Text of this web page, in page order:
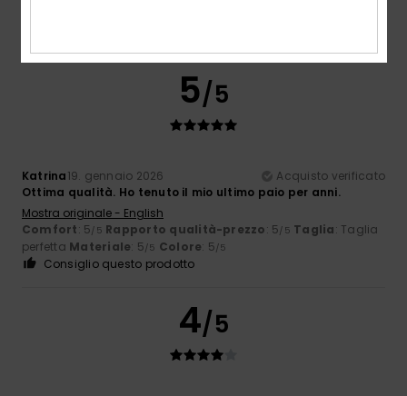
5/5
Katrina19. gennaio 2026
Acquisto verificato
Ottima qualità. Ho tenuto il mio ultimo paio per anni.
Mostra originale - English
Comfort: 5/5 Rapporto qualità-prezzo: 5/5 Taglia: Taglia
perfetta Materiale: 5/5 Colore: 5/5
Consiglio questo prodotto
4/5